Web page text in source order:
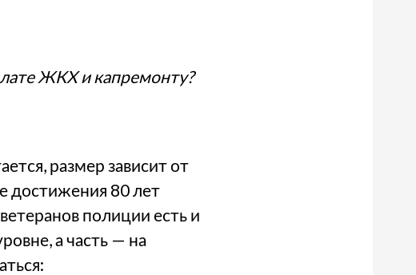
ЖКХ и капремонту?
размер зависит от
достижения 80 лет
полиции есть и
а часть — на